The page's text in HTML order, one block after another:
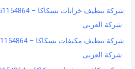
شركة العربي
شركة العربي